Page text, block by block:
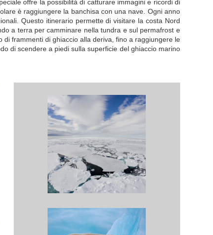
offre la possibilità di catturare immagini e ricordi di
è raggiungere la banchisa con una nave. Ogni anno
Questo itinerario permette di visitare la costa Nord
a terra per camminare nella tundra e sul permafrost e
frammenti di ghiaccio alla deriva, fino a raggiungere le
di scendere a piedi sulla superficie del ghiaccio marino